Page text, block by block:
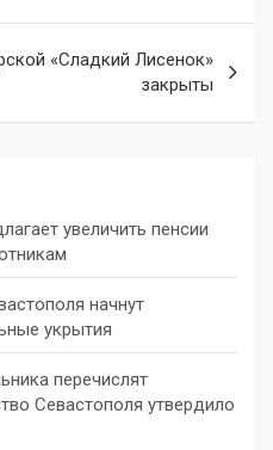
«Сладкий Лисенок»
закрыты
увеличить пенсии
начнут
укрытия
перечислят
Севастополя утвердило